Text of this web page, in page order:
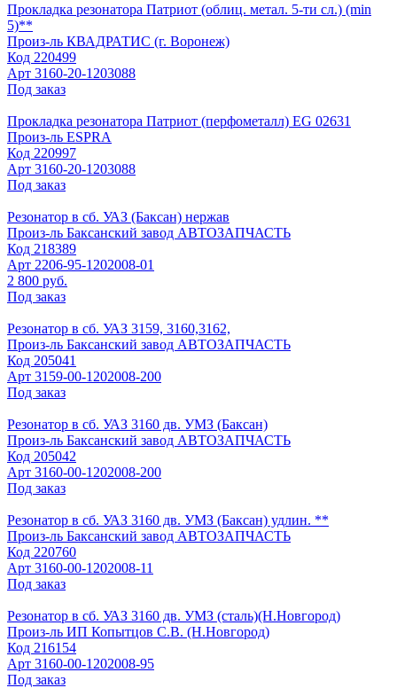
Прокладка резонатора Патриот (облиц. метал. 5-ти сл.) (min
5)**
Произ-ль КВАДРАТИС (г. Воронеж)
Код 220499
Арт 3160-20-1203088
Под заказ
Прокладка резонатора Патриот (перфометалл) EG 02631
Произ-ль ESPRA
Код 220997
Арт 3160-20-1203088
Под заказ
Резонатор в сб. УАЗ (Баксан) нержав
Произ-ль Баксанский завод АВТОЗАПЧАСТЬ
Код 218389
Арт 2206-95-1202008-01
2 800 руб.
Под заказ
Резонатор в сб. УАЗ 3159, 3160,3162,
Произ-ль Баксанский завод АВТОЗАПЧАСТЬ
Код 205041
Арт 3159-00-1202008-200
Под заказ
Резонатор в сб. УАЗ 3160 дв. УМЗ (Баксан)
Произ-ль Баксанский завод АВТОЗАПЧАСТЬ
Код 205042
Арт 3160-00-1202008-200
Под заказ
Резонатор в сб. УАЗ 3160 дв. УМЗ (Баксан) удлин. **
Произ-ль Баксанский завод АВТОЗАПЧАСТЬ
Код 220760
Арт 3160-00-1202008-11
Под заказ
Резонатор в сб. УАЗ 3160 дв. УМЗ (сталь)(Н.Новгород)
Произ-ль ИП Копытцов С.В. (Н.Новгород)
Код 216154
Арт 3160-00-1202008-95
Под заказ